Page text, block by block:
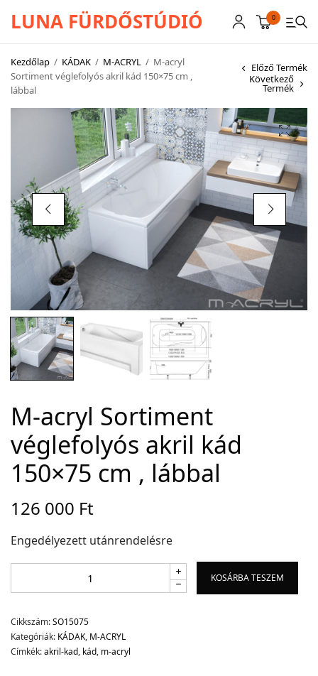
LUNA FÜRDŐSTÚDIÓ 0
Kezdőlap / KÁDAK / M-ACRYL / M-acryl
Sortiment véglefolyós akril kád 150×75 cm ,
lábbal
Előző Termék
Következő
Termék
M-acryl Sortiment
véglefolyós akril kád
150×75 cm , lábbal
126 000 Ft
Engedélyezett utánrendelésre
KOSÁRBA TESZEM
Cikkszám:SO15075
Kategóriák: KÁDAK, M-ACRYL
Címkék:akril-kad, kád, m-acryl
CSAPTELEPEK
SZANITEREK
KÁDAK
KABINOK – TÁLCÁK
TOVÁBBI TERMÉKEK
BEMUTATÓTERMÜNK KÉPEKBEN
AKCIÓS TERMÉKEK
Adatvédelem
Általános Szerződési Feltételek
Szállítási információk
Copyright © 2021Premium WordPress Themes. All rights reserved.